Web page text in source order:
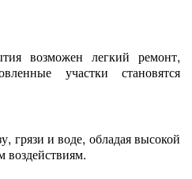
возможен легкий ремонт,
участки становятся
грязи и воде, обладая высокой
воздействиям.